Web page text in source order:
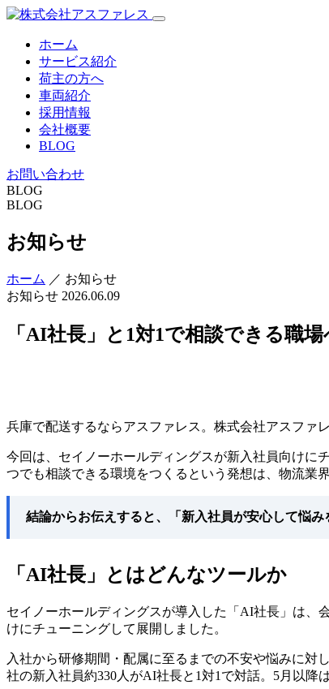
ホーム
サービス紹介
荷主の方へ
車両紹介
採用情報
会社概要
BLOG
お問い合わせ
BLOG
BLOG
お知らせ
ホーム ／ お知らせ
お知らせ 2026.06.09
「AI社長」と1対1で相談できる職
兵庫で配送するならアスファレス。株式会社アスファ
今回は、セイノーホールディングスが新入社員向けに
つでも相談できる環境をつくるという発想は、物流業
結論からお伝えすると、「新入社員が安心して悩
「AI社長」とはどんなツールか
セイノーホールディングスが導入した「AI社長」は、
けにチューニングして展開しました。
入社から研修期間・配属に至るまでの不安や悩みに対
社の新入社員約330人がAI社長と1対1で対話。5月以降